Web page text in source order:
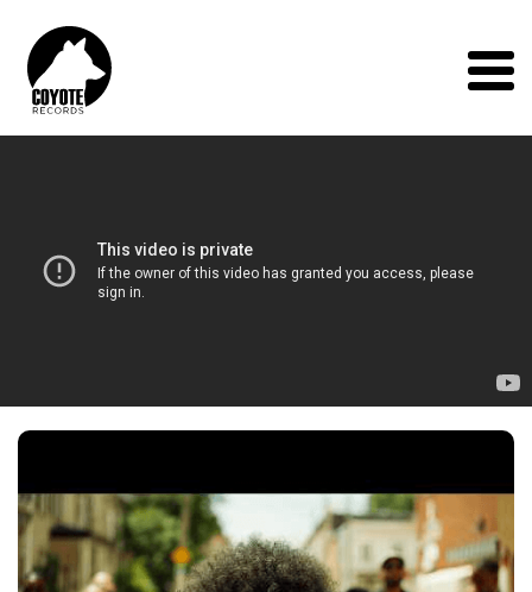
Records
Menu